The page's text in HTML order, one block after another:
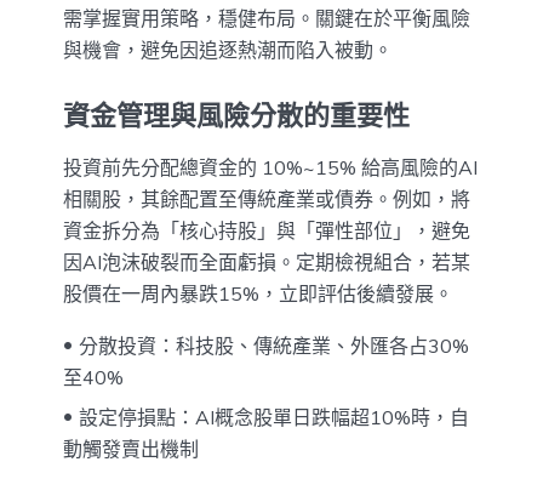
需掌握實用策略，穩健布局。關鍵在於平衡風險
與機會，避免因追逐熱潮而陷入被動。
資金管理與風險分散的重要性
投資前先分配總資金的 10%~15% 給高風險的AI
相關股，其餘配置至傳統產業或債券。例如，將
資金拆分為「核心持股」與「彈性部位」，避免
因AI泡沫破裂而全面虧損。定期檢視組合，若某
股價在一周內暴跌15%，立即評估後續發展。
分散投資：科技股、傳統產業、外匯各占30%
至40%
設定停損點：AI概念股單日跌幅超10%時，自
動觸發賣出機制